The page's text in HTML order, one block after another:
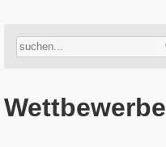
Wettbewerbe